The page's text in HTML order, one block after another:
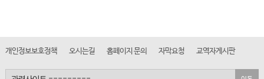
개인정보보호정책 오시는길 홈페이지 문의 자막요청 교역자게시판